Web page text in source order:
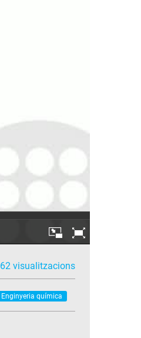
62 visualitzacions
Enginyeria química